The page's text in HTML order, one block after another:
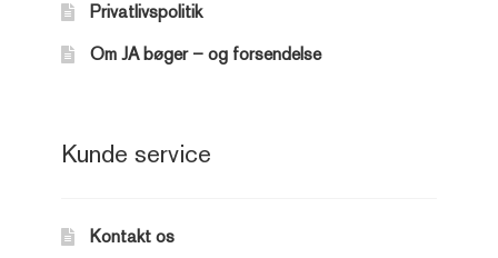
Privatlivspolitik
Om JA bøger – og forsendelse
Kunde service
Kontakt os